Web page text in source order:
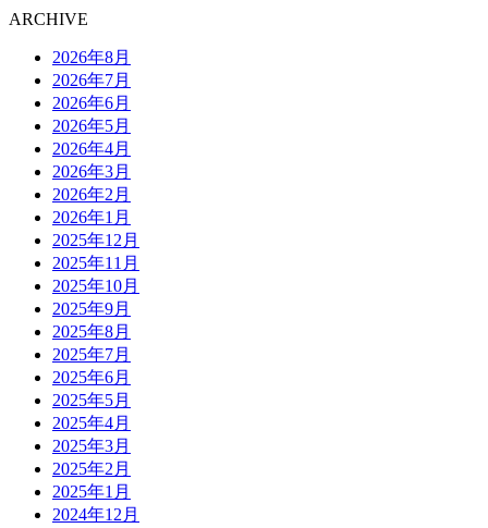
ARCHIVE
2026年8月
2026年7月
2026年6月
2026年5月
2026年4月
2026年3月
2026年2月
2026年1月
2025年12月
2025年11月
2025年10月
2025年9月
2025年8月
2025年7月
2025年6月
2025年5月
2025年4月
2025年3月
2025年2月
2025年1月
2024年12月